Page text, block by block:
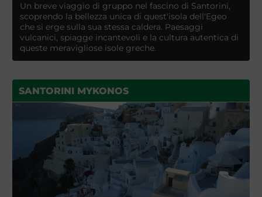
Un breve viaggio di gruppo nel fascino di Santorini,
scoprendo la bellezza unica di quest'isola dell'Egeo
che si erge sulla sua stessa caldera. Paesaggi
vulcanici, spiagge incantevoli e la cultura autentica di
queste meravigliose isole greche.
SANTORINI MYKONOS